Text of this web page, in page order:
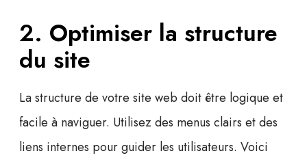
2. Optimiser la structure
du site
La structure de votre site web doit être logique et
facile à naviguer. Utilisez des menus clairs et des
liens internes pour guider les utilisateurs. Voici